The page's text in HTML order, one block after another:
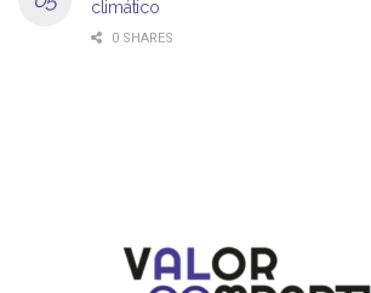
climático
0 SHARES